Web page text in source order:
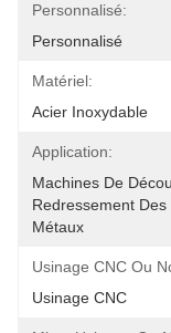
Personnalisé:
Personnalisé
Matériel:
Acier Inoxydable
Application:
Machines De
Redressement
Métaux
Usinage CNC Ou
Usinage CNC